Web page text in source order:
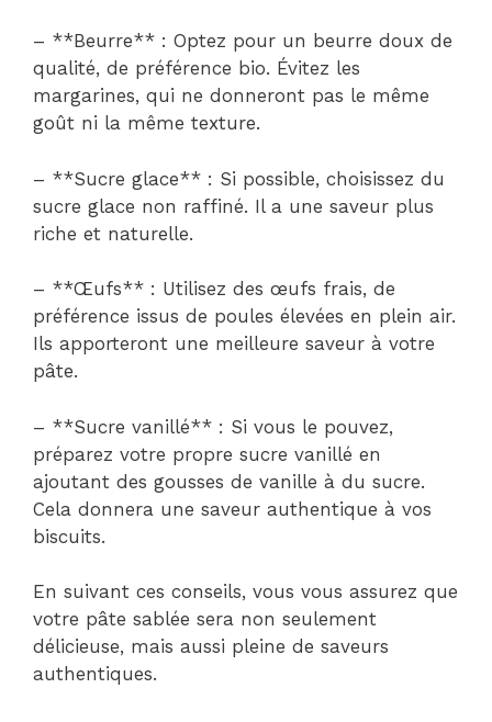
– **Beurre** : Optez pour un beurre doux de
qualité, de préférence bio. Évitez les
margarines, qui ne donneront pas le même
goût ni la même texture.
– **Sucre glace** : Si possible, choisissez du
sucre glace non raffiné. Il a une saveur plus
riche et naturelle.
– **Œufs** : Utilisez des œufs frais, de
préférence issus de poules élevées en plein air.
Ils apporteront une meilleure saveur à votre
pâte.
– **Sucre vanillé** : Si vous le pouvez,
préparez votre propre sucre vanillé en
ajoutant des gousses de vanille à du sucre.
Cela donnera une saveur authentique à vos
biscuits.
En suivant ces conseils, vous vous assurez que
votre pâte sablée sera non seulement
délicieuse, mais aussi pleine de saveurs
authentiques.